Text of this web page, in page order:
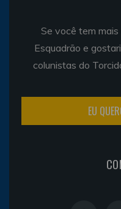
Se você tem
Esquadrão e
colunistas do
EU